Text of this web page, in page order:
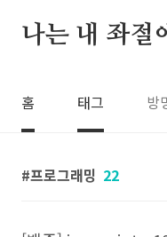
나는 내 좌절
홈 태그 방
프로그래밍 22